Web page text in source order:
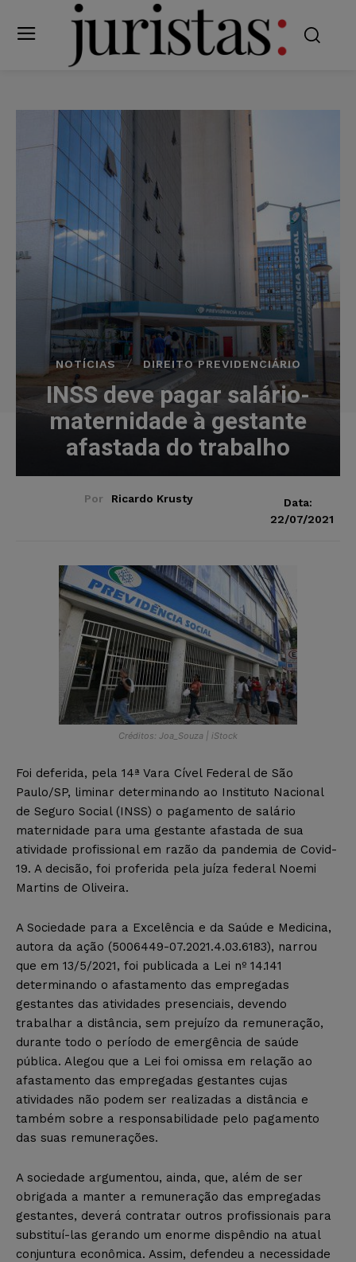
NOTÍCIAS DIREITO PREVIDENCIÁRIO
INSS deve pagar salário-
maternidade à gestante
afastada do trabalho
Por Ricardo Krusty
Data:
22/07/2021
Créditos: Joa_Souza | iStock
Foi deferida, pela 14ª Vara Cível Federal de São
Paulo/SP, liminar determinando ao Instituto Nacional
de Seguro Social (INSS) o pagamento de salário
maternidade para uma gestante afastada de sua
atividade profissional em razão da pandemia de Covid-
19. A decisão, foi proferida pela juíza federal Noemi
Martins de Oliveira.
A Sociedade para a Excelência e da Saúde e Medicina,
autora da ação (5006449-07.2021.4.03.6183), narrou
que em 13/5/2021, foi publicada a Lei nº 14.141
determinando o afastamento das empregadas
gestantes das atividades presenciais, devendo
trabalhar a distância, sem prejuízo da remuneração,
durante todo o período de emergência de saúde
pública. Alegou que a Lei foi omissa em relação ao
afastamento das empregadas gestantes cujas
atividades não podem ser realizadas a distância e
também sobre a responsabilidade pelo pagamento
das suas remunerações.
A sociedade argumentou, ainda, que, além de ser
obrigada a manter a remuneração das empregadas
gestantes, deverá contratar outros profissionais para
substituí-las gerando um enorme dispêndio na atual
conjuntura econômica. Assim, defendeu a necessidade